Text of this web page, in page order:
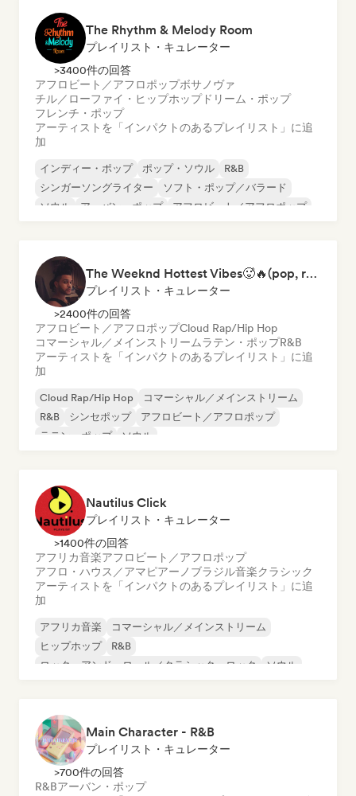
The Rhythm & Melody Room
プレイリスト・キュレーター
>3400件の回答
アフロビート／アフロポップボサノヴァ
チル／ローファイ・ヒップホップドリーム・ポップ
フレンチ・ポップ
アーティストを「インパクトのあるプレイリスト」に追
加
インディー・ポップ ポップ・ソウル
R&B
シンガーソングライター
ソフト・ポップ／バラード
ソウル
アーバン・ポップ アフロビート／アフロポップ
The Weeknd Hottest Vibes🥵🔥(pop, rock, rnb, hiphop, sexy, dark, sad, chill, melancholy, moody, vibe)
プレイリスト・キュレーター
>2400件の回答
アフロビート／アフロポップCloud Rap/Hip Hop
コマーシャル／メインストリームラテン・ポップR&B
アーティストを「インパクトのあるプレイリスト」に追
加
Cloud Rap/Hip Hop
コマーシャル／メインストリーム
R&B
シンセポップ
アフロビート／アフロポップ
ラテン・ポップ
ソウル
Nautilus Click
プレイリスト・キュレーター
>1400件の回答
アフリカ音楽アフロビート／アフロポップ
アフロ・ハウス／アマピアーノ ブラジル音楽クラシック
アーティストを「インパクトのあるプレイリスト」に追
加
アフリカ音楽
コマーシャル／メインストリーム
ヒップホップ
R&B
ロック・アンド・ロール／クラシック・ロック
ソウル
Main Character - R&B
プレイリスト・キュレーター
>700件の回答
R&Bアーバン・ポップ